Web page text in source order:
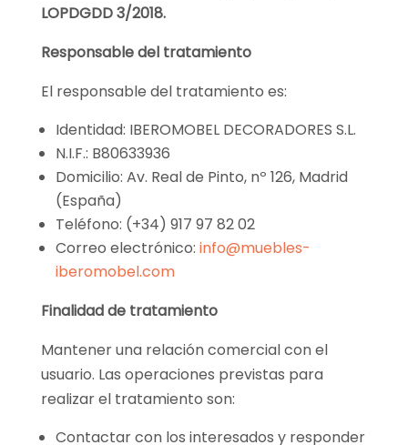
LOPDGDD 3/2018.
Responsable del tratamiento
El responsable del tratamiento es:
Identidad: IBEROMOBEL DECORADORES S.L.
N.I.F.: B80633936
Domicilio: Av. Real de Pinto, nº 126, Madrid
(España)
Teléfono: (+34) 917 97 82 02
Correo electrónico: info@muebles-
iberomobel.com
Finalidad de tratamiento
Mantener una relación comercial con el
usuario. Las operaciones previstas para
realizar el tratamiento son:
Contactar con los interesados y responder